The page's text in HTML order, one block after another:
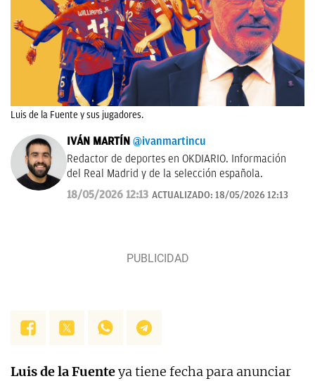
Luis de la Fuente y sus jugadores.
IVÁN MARTÍN @ivanmartincu
Redactor de deportes en OKDIARIO. Información
del Real Madrid y de la selección española.
18/05/2026 12:13 ACTUALIZADO: 18/05/2026 12:13
Luis de la Fuenteya tiene fecha para anunciar